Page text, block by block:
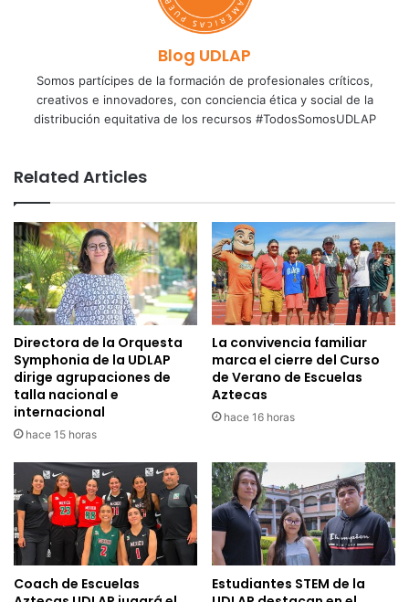
Blog UDLAP
Somos partícipes de la formación de profesionales críticos,
creativos e innovadores, con conciencia ética y social de la
distribución equitativa de los recursos #TodosSomosUDLAP
Related Articles
Directora de la Orquesta
Symphonia de la UDLAP
dirige agrupaciones de
talla nacional e
internacional
hace 15 horas
La convivencia familiar
marca el cierre del Curso
de Verano de Escuelas
Aztecas
hace 16 horas
Coach de Escuelas
Estudiantes STEM de la